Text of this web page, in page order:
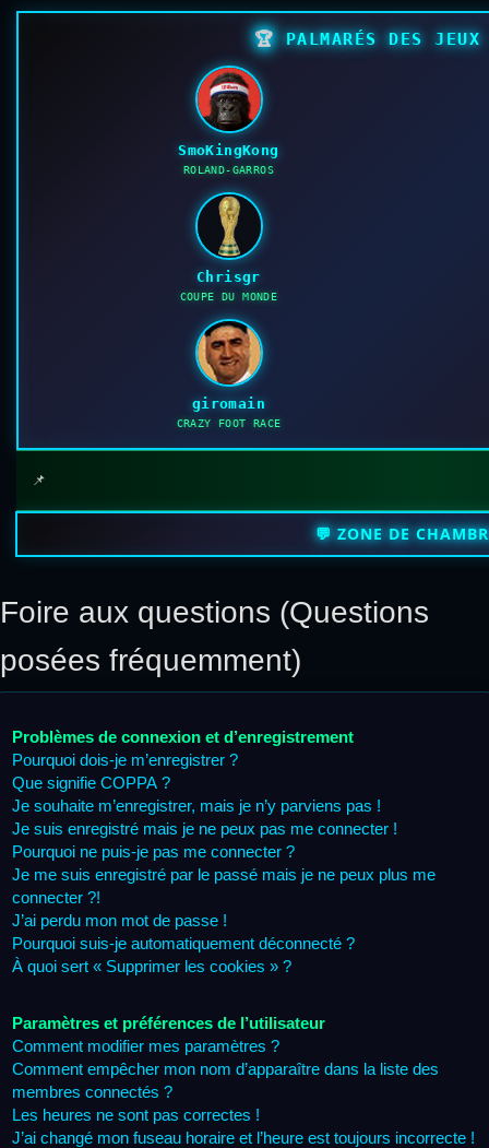
🏆 PALMARÉS DES
SmoKingKong
ROLAND-GARROS
Chrisgr
COUPE DU MONDE
giromain
CRAZY FOOT RACE
📌
💬 ZONE DE
Foire aux questions (Questions
posées fréquemment)
Problèmes de connexion et d’enregistrement
Pourquoi dois-je m’enregistrer ?
Que signifie COPPA ?
Je souhaite m’enregistrer, mais je n’y parviens pas !
Je suis enregistré mais je ne peux pas me connecter !
Pourquoi ne puis-je pas me connecter ?
Je me suis enregistré par le passé mais je ne peux plus me
connecter ?!
J’ai perdu mon mot de passe !
Pourquoi suis-je automatiquement déconnecté ?
À quoi sert « Supprimer les cookies » ?
Paramètres et préférences de l’utilisateur
Comment modifier mes paramètres ?
Comment empêcher mon nom d’apparaître dans la liste des
membres connectés ?
Les heures ne sont pas correctes !
J’ai changé mon fuseau horaire et l’heure est toujours incorrecte !